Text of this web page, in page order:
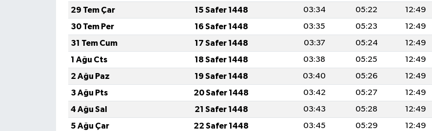
29 Tem Çar
15 Safer 1448 03:34 05:22 12:49
30 Tem Per
16 Safer 1448 03:35 05:23 12:49
31 Tem Cum
17 Safer 1448 03:37 05:24 12:49
1 Ağu Cts
18 Safer 1448 03:38 05:25 12:49
2 Ağu Paz
19 Safer 1448 03:40 05:26 12:49
3 Ağu Pts
20 Safer 1448 03:42 05:27 12:49
4 Ağu Sal
21 Safer 1448 03:43 05:28 12:49
5 Ağu Çar
22 Safer 1448 03:45 05:29 12:49